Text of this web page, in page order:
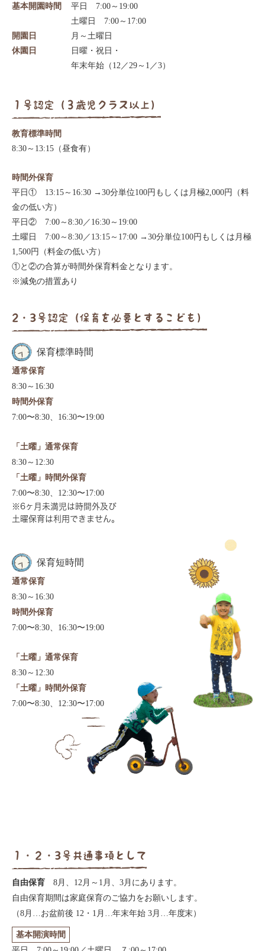
基本開園時間
平日 7:00～19:00
土曜日 7:00～17:00
開園日
月～土曜日
休園日
日曜・祝日・
年末年始（12／29～1／3）
１号認定（３歳児クラス以上）
教育標準時間
8:30～13:15（昼食有）
時間外保育
平日① 13:15～16:30 →30分単位100円もしくは月極2,000円（料
金の低い方）
平日② 7:00～8:30／16:30～19:00
土曜日 7:00～8:30／13:15～17:00 →30分単位100円もしくは月極
1,500円（料金の低い方）
①と②の合算が時間外保育料金となります。
※減免の措置あり
2・3号認定（保育を必要とするこども）
保育標準時間
通常保育
8:30～16:30
時間外保育
7:00〜8:30、16:30〜19:00
「土曜」通常保育
8:30～12:30
「土曜」時間外保育
7:00〜8:30、12:30〜17:00
※6ヶ月未満児は時間外及び
土曜保育は利用できません。
保育短時間
通常保育
8:30～16:30
時間外保育
7:00〜8:30、16:30〜19:00
「土曜」通常保育
8:30～12:30
「土曜」時間外保育
7:00〜8:30、12:30〜17:00
１・２・3号共通事項として
自由保育 8月、12月～1月、3月にあります。
自由保育期間は家庭保育のご協力をお願いします。
（8月…お盆前後 12・1月…年末年始 3月…年度末）
基本開演時間